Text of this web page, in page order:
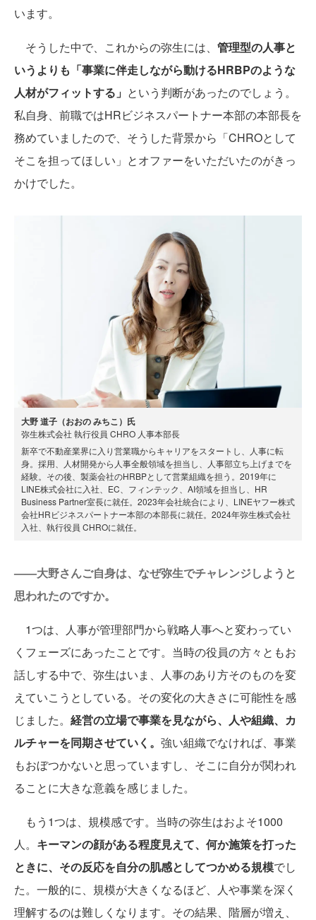
います。
そうした中で、これからの弥生には、 管理型の人事と
いうよりも「事業に伴走しながら動けるHRBPのような
人材がフィットする」 という判断があったのでしょう。
私自身、前職ではHRビジネスパートナー本部の本部長を
務めていましたので、そうした背景から「CHROとして
そこを担ってほしい」とオファーをいただいたのがきっ
かけでした。
大野 道子（おおの みちこ）氏
弥生株式会社 執行役員 CHRO 人事本部長
新卒で不動産業界に入り営業職からキャリアをスタートし、人事に転
身。採用、人材開発から人事全般領域を担当し、人事部立ち上げまでを
経験。その後、製薬会社のHRBPとして営業組織を担う。2019年に
LINE株式会社に入社、EC、フィンテック、AI領域を担当し、HR
Business Partner室長に就任。2023年会社統合により、LINEヤフー株式
会社HRビジネスパートナー本部の本部長に就任。2024年弥生株式会社
入社、執行役員 CHROに就任。
——大野さんご自身は、なぜ弥生でチャレンジしようと
思われたのですか。
1つは、人事が管理部門から戦略人事へと変わってい
くフェーズにあったことです。当時の役員の方々ともお
話しする中で、弥生はいま、人事のあり方そのものを変
えていこうとしている。その変化の大きさに可能性を感
じました。 経営の立場で事業を見ながら、人や組織、カ
ルチャーを同期させていく。 強い組織でなければ、事業
もおぼつかないと思っていますし、そこに自分が関われ
ることに大きな意義を感じました。
もう1つは、規模感です。当時の弥生はおよそ1000
人。 キーマンの顔がある程度見えて、何か施策を打った
ときに、その反応を自分の肌感としてつかめる規模でし
た。一般的に、規模が大きくなるほど、人や事業を深く
理解するのは難しくなります。その結果、階層が増え、